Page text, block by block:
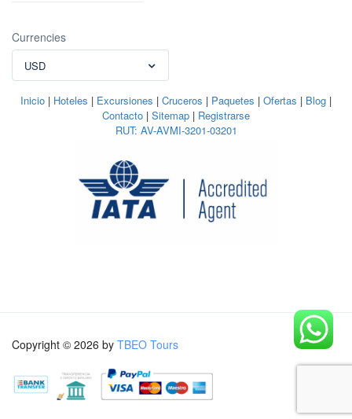
Currencies
USD
Inicio | Hoteles | Excursiones | Cruceros | Paquetes | Ofertas | Blog |
Contacto | Sitemap | Registrarse
RUT: AV-AVMI-3201-03201
Copyright © 2026 by TBEO Tours